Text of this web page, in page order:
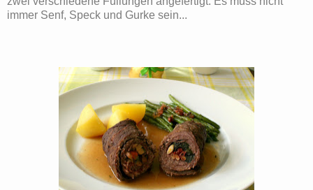
immer Senf, Speck und Gurke sein...